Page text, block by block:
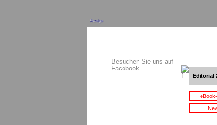
Anzeige
Besuchen Sie uns auf
Facebook
Editorial